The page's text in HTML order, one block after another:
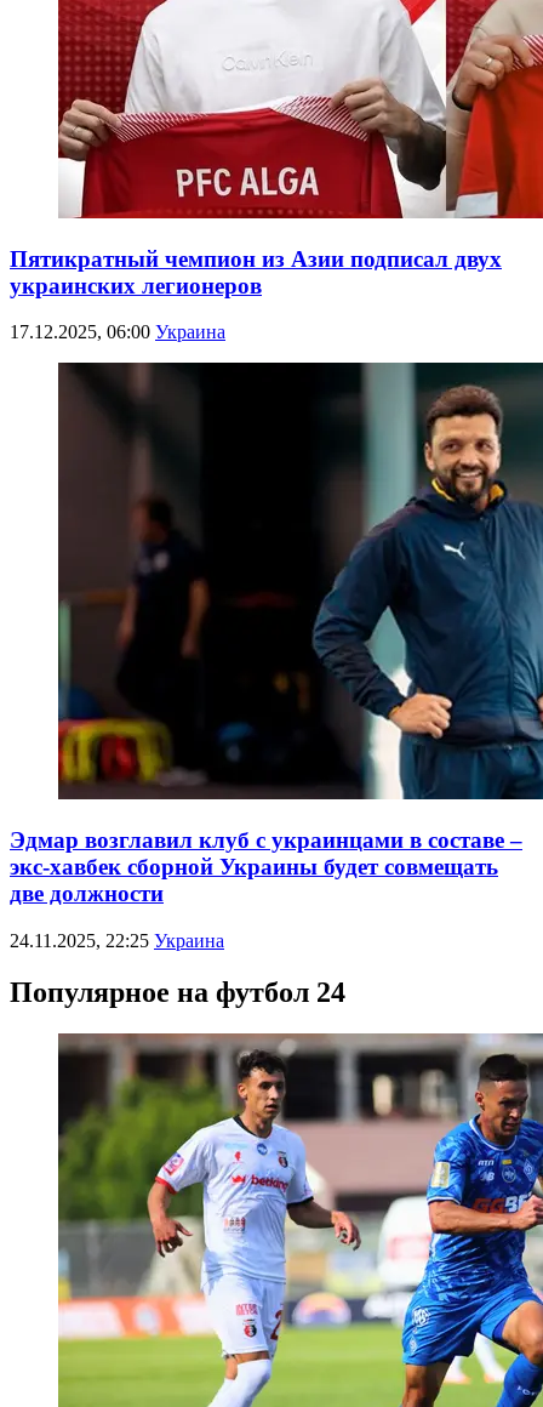
Пятикратный чемпион из Азии подписал двух
украинских легионеров
17.12.2025, 06:00 Украина
Эдмар возглавил клуб с украинцами в составе –
экс-хавбек сборной Украины будет совмещать
две должности
24.11.2025, 22:25 Украина
Популярное на футбол 24